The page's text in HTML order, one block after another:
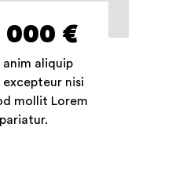
anim aliquip
excepteur nisi
mollit Lorem
000 €